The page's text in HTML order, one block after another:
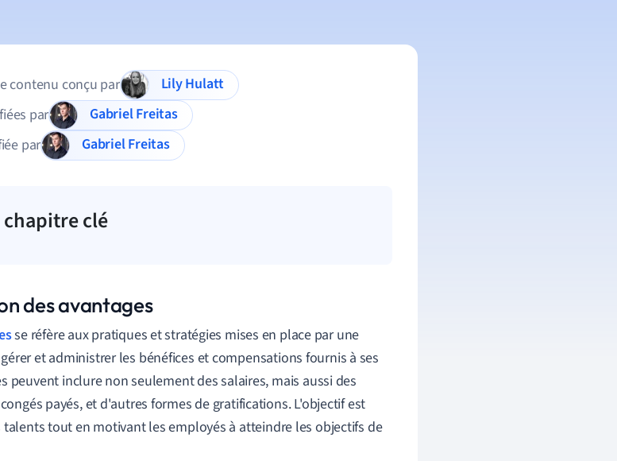
contenu conçu par
Lily Hulatt
par
Gabriel Freitas
par
Gabriel Freitas
chapitre clé
des avantages
se réfère aux pratiques et stratégies mises en place par une
et administrer les bénéfices et compensations fournis à ses
peuvent inclure non seulement des salaires, mais aussi des
payés, et d'autres formes de gratifications. L'objectif est
tout en motivant les employés à atteindre les objectifs de